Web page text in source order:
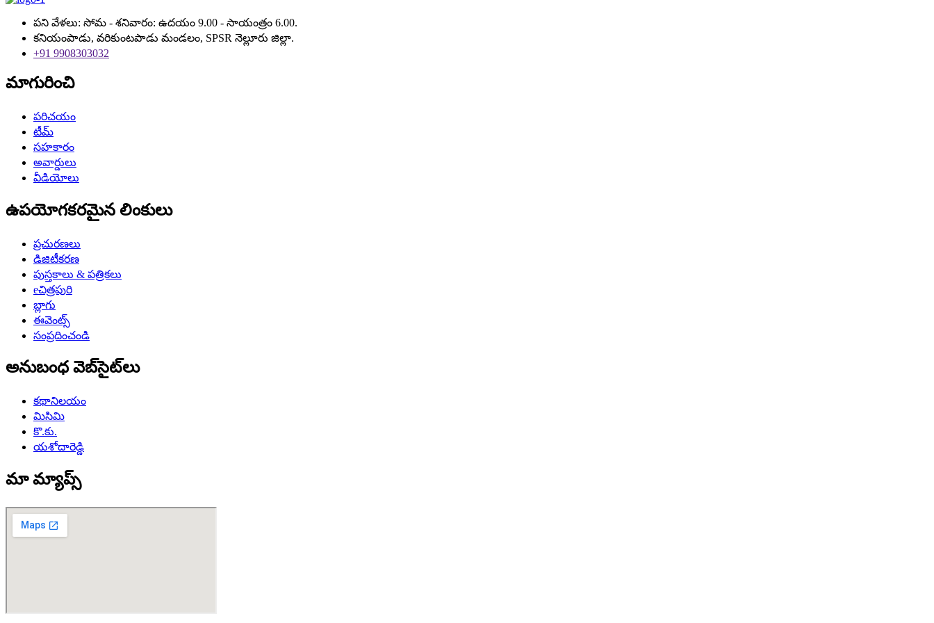
పని వేళలు: సోమ - శనివారం: ఉదయం 9.00 - సాయంత్రం 6.00.
కనియంపాడు, వరికుంటపాడు మండలం, SPSR నెల్లూరు జిల్లా.
+91 9908303032
మాగురించి
పరిచయం
టీమ్
సహకారం
అవార్డులు
వీడియోలు
ఉపయోగకరమైన లింకులు
ప్రచురణలు
డిజిటీకరణ
పుస్తకాలు & పత్రికలు
eచిత్రపురి
బ్లాగు
ఈవెంట్స్
సంప్రదించండి
అనుబంధ వెబ్‌సైట్‌లు
కథానిలయం
మిసిమి
కొ.కు.
యశోదారెడ్డి
మా మ్యాప్స్